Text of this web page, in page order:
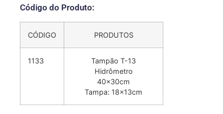
Código do Produto:
CÓDIGO PRODUTOS
1133
Tampão T-13
Hidrômetro
40x30cm
Tampa: 18x13cm